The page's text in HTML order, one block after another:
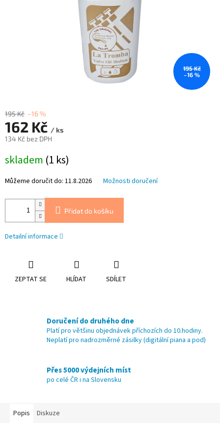
195 Kč
–16 %
195 Kč –16 %
162 Kč / ks
134 Kč bez DPH
cena:
skladem (1 ks)
Můžeme doručit do: 11.8.2026 Možnosti doručení
Přidat do košíku
Detailní informace
ZEPTAT SE HLÍDAT SDÍLET
Doručení do druhého dne
Platí pro většinu objednávek příchozích do 10.hodiny.
Neplatí pro nadrozměrné zásilky (digitální piana a pod)
Přes 5000 výdejních míst
po celé ČR i na Slovensku
Popis Diskuze